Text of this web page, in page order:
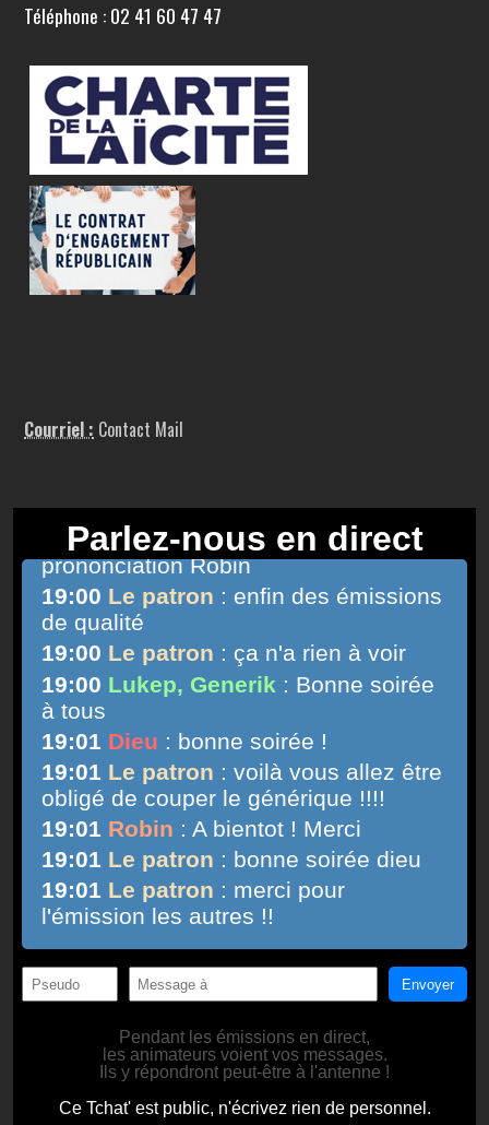
Téléphone : 02 41 60 47 47
Courriel : Contact Mail